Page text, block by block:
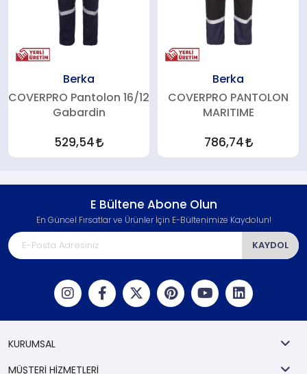
Berka
COVERPRO Pantolon 16/12
Gabardin
529,54
Berka
COVERPRO PANTOLON
MARITIME
786,74
E Bültene Abone Olun
En Güncel Fırsatlar ve Ürünler İçin E-Bültenimize Kaydolun!
KAYDOL
KURUMSAL
MÜŞTERİ HİZMETLERİ